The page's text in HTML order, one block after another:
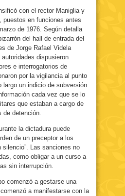
con el rector Maniglia y
puestos en funciones antes
de 1976. Según detalla
del hall de entrada del
de Jorge Rafael Videla
dispusieron
e interrogatorios de
por la vigilancia al punto
largo un indicio de subversión
cada vez que se lo
que estaban a cargo de
de detención.
la dictadura puede
de un preceptor a los
silencio”. Las sanciones no
como obligar a un curso a
sin interrupción.
comenzó a gestarse una
a manifestarse con la